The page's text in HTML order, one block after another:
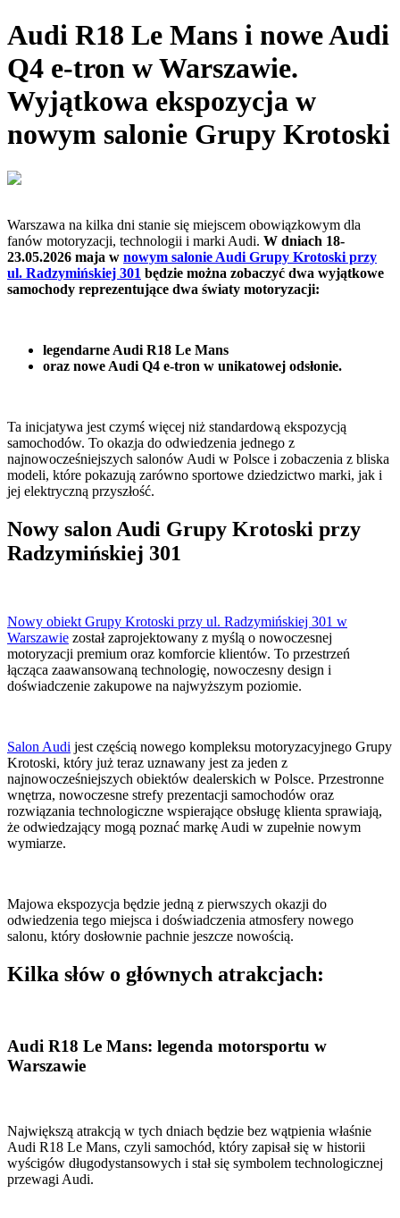
Audi R18 Le Mans i nowe Audi
Q4 e-tron w Warszawie.
Wyjątkowa ekspozycja w
nowym salonie Grupy Krotoski
Warszawa na kilka dni stanie się miejscem obowiązkowym dla
fanów motoryzacji, technologii i marki Audi. W dniach 18-
23.05.2026 maja w nowym salonie Audi Grupy Krotoski przy
ul. Radzymińskiej 301 będzie można zobaczyć dwa wyjątkowe
samochody reprezentujące dwa światy motoryzacji:
legendarne Audi R18 Le Mans
oraz nowe Audi Q4 e-tron w unikatowej odsłonie.
Ta inicjatywa jest czymś więcej niż standardową ekspozycją
samochodów. To okazja do odwiedzenia jednego z
najnowocześniejszych salonów Audi w Polsce i zobaczenia z bliska
modeli, które pokazują zarówno sportowe dziedzictwo marki, jak i
jej elektryczną przyszłość.
Nowy salon Audi Grupy Krotoski przy
Radzymińskiej 301
Nowy obiekt Grupy Krotoski przy ul. Radzymińskiej 301 w
Warszawie został zaprojektowany z myślą o nowoczesnej
motoryzacji premium oraz komforcie klientów. To przestrzeń
łącząca zaawansowaną technologię, nowoczesny design i
doświadczenie zakupowe na najwyższym poziomie.
Salon Audi jest częścią nowego kompleksu motoryzacyjnego Grupy
Krotoski, który już teraz uznawany jest za jeden z
najnowocześniejszych obiektów dealerskich w Polsce. Przestronne
wnętrza, nowoczesne strefy prezentacji samochodów oraz
rozwiązania technologiczne wspierające obsługę klienta sprawiają,
że odwiedzający mogą poznać markę Audi w zupełnie nowym
wymiarze.
Majowa ekspozycja będzie jedną z pierwszych okazji do
odwiedzenia tego miejsca i doświadczenia atmosfery nowego
salonu, który dosłownie pachnie jeszcze nowością.
Kilka słów o głównych atrakcjach:
Audi R18 Le Mans: legenda motorsportu w
Warszawie
Największą atrakcją w tych dniach będzie bez wątpienia właśnie
Audi R18 Le Mans, czyli samochód, który zapisał się w historii
wyścigów długodystansowych i stał się symbolem technologicznej
przewagi Audi.